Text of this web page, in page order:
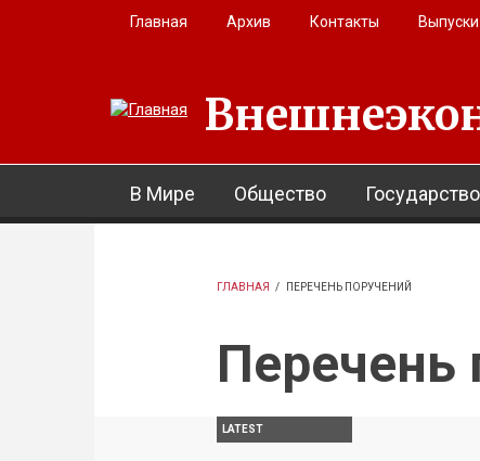
Перейти к основному содержанию
Главная Архив Контакты
В Мире Общество Государство
ГЛАВНАЯ / ПЕРЕЧЕНЬ ПОРУЧЕНИЙ
Перечень
LATEST